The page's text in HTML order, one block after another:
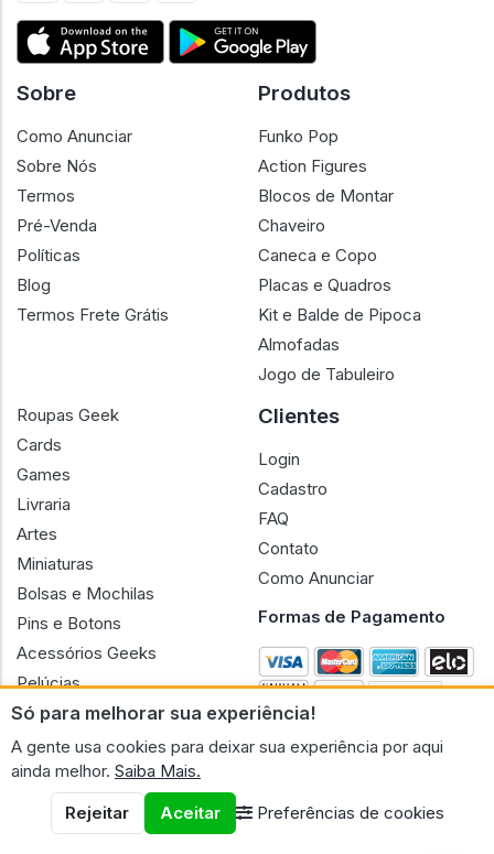
Só para melhorar sua experiência!
A gente usa cookies para deixar sua experiência por aqui
ainda melhor. Saiba Mais.
Rejeitar
Aceitar Preferências de cookies
Sobre
Como Anunciar
Sobre Nós
Termos
Pré-Venda
Políticas
Blog
Termos Frete Grátis
Produtos
Funko Pop
Action Figures
Blocos de Montar
Chaveiro
Caneca e Copo
Placas e Quadros
Kit e Balde de Pipoca
Almofadas
Jogo de Tabuleiro
Roupas Geek
Cards
Games
Livraria
Artes
Miniaturas
Bolsas e Mochilas
Pins e Botons
Acessórios Geeks
Pelúcias
Bonecas
Clientes
Login
Cadastro
FAQ
Contato
Como Anunciar
Formas de Pagamento
CNPJ n.º 30.220.458/0001-17 - GERAL GEEK PORTAL ELETRONICO